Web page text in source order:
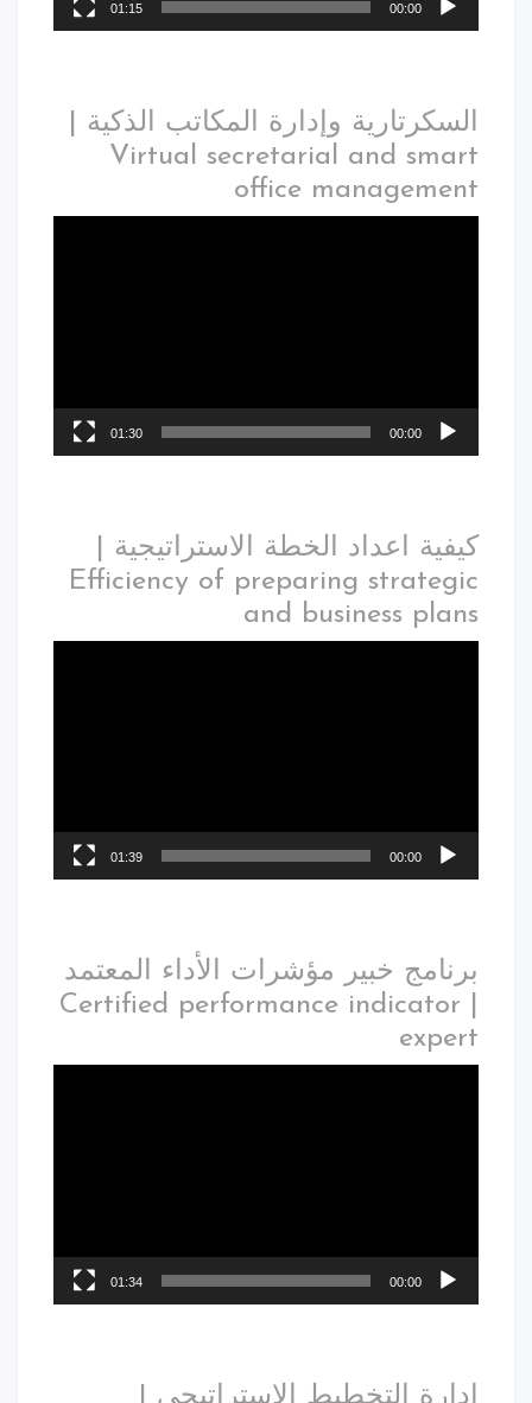
00:00
السكرتارية وإدارة المكاتب الذكية |
Virtual secretarial and smart
office management
00:00
كيفية اعداد الخطة الاستراتيجية |
Efficiency of preparing strategic
and business plans
00:00
برنامج خبير مؤشرات الأداء المعتمد
| Certified performance indicator
expert
00:00
إدارة التخطيط الاستراتيجي |